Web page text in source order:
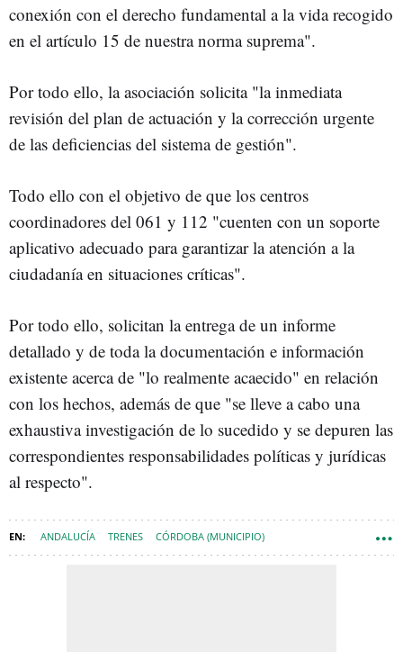
conexión con el derecho fundamental a la vida recogido
en el artículo 15 de nuestra norma suprema".
Por todo ello, la asociación solicita "la inmediata
revisión del plan de actuación y la corrección urgente
de las deficiencias del sistema de gestión".
Todo ello con el objetivo de que los centros
coordinadores del 061 y 112 "cuenten con un soporte
aplicativo adecuado para garantizar la atención a la
ciudadanía en situaciones críticas".
Por todo ello, solicitan la entrega de un informe
detallado y de toda la documentación e información
existente acerca de "lo realmente acaecido" en relación
con los hechos, además de que "se lleve a cabo una
exhaustiva investigación de lo sucedido y se depuren las
correspondientes responsabilidades políticas y jurídicas
al respecto".
ANDALUCÍA TRENES CÓRDOBA (MUNICIPIO)